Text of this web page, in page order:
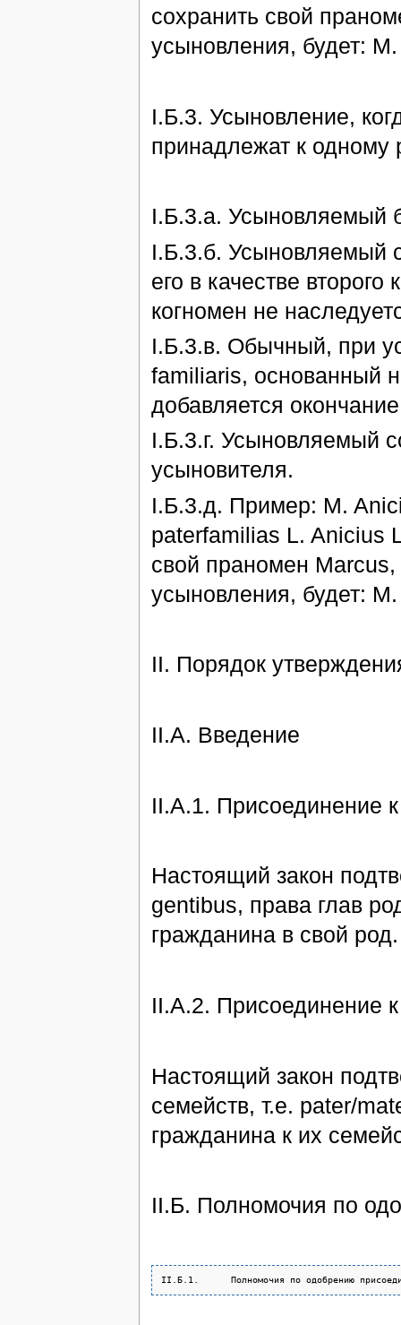
сохранить свой
усыновления, будет:
I.Б.3. Усыновление,
принадлежат к одному
I.Б.3.а. Усыновляемый
I.Б.3.б. Усыновляемый
его в качестве
когномен не
I.Б.3.в. Обычный, при
familiaris, основанный
добавляется
I.Б.3.г. Усыновляемый
усыновителя.
I.Б.3.д. Пример: M.
paterfamilias L. Anicius
свой праномен Marcus,
усыновления, будет:
II. Порядок
II.А. Введение
II.А.1. Присоединение к
Настоящий закон
gentibus, права глав
гражданина в свой род.
II.А.2. Присоединение к
Настоящий закон
семейств, т.е. pater/
гражданина к их
II.Б. Полномочия по